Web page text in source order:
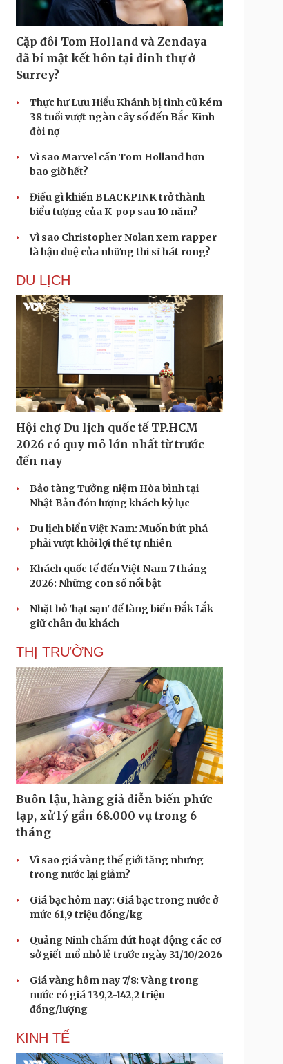
Cặp đôi Tom Holland và Zendaya
đã bí mật kết hôn tại dinh thự ở
Surrey?
Thực hư Lưu Hiểu Khánh bị tình cũ kém
38 tuổi vượt ngàn cây số đến Bắc Kinh
đòi nợ
Vì sao Marvel cần Tom Holland hơn
bao giờ hết?
Điều gì khiến BLACKPINK trở thành
biểu tượng của K-pop sau 10 năm?
Vì sao Christopher Nolan xem rapper
là hậu duệ của những thi sĩ hát rong?
DU LỊCH
Hội chợ Du lịch quốc tế TP.HCM
2026 có quy mô lớn nhất từ trước
đến nay
Bảo tàng Tưởng niệm Hòa bình tại
Nhật Bản đón lượng khách kỷ lục
Du lịch biển Việt Nam: Muốn bứt phá
phải vượt khỏi lợi thế tự nhiên
Khách quốc tế đến Việt Nam 7 tháng
2026: Những con số nổi bật
Nhặt bỏ 'hạt sạn' để làng biển Đắk Lắk
giữ chân du khách
THỊ TRƯỜNG
Buôn lậu, hàng giả diễn biến phức
tạp, xử lý gần 68.000 vụ trong 6
tháng
Vì sao giá vàng thế giới tăng nhưng
trong nước lại giảm?
Giá bạc hôm nay: Giá bạc trong nước ở
mức 61,9 triệu đồng/kg
Quảng Ninh chấm dứt hoạt động các cơ
sở giết mổ nhỏ lẻ trước ngày 31/10/2026
Giá vàng hôm nay 7/8: Vàng trong
nước có giá 139,2-142,2 triệu
đồng/lượng
KINH TẾ